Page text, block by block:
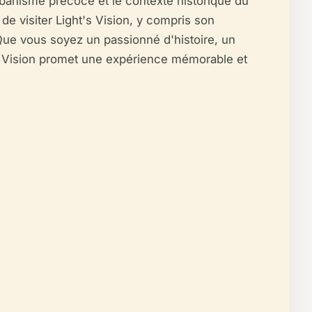
visiter Light's Vision, y compris son
vous soyez un passionné d'histoire, un
promet une expérience mémorable et